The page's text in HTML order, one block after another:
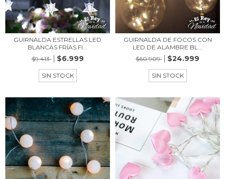
GUIRNALDA ESTRELLAS LED
BLANCAS FRÍAS FI...
$9.413
$6.999
SIN STOCK
GUIRNALDA DE FOCOS CON
LED DE ALAMBRE BL...
$60.909
$24.999
SIN STOCK